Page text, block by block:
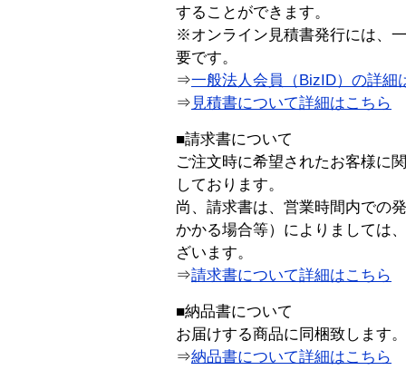
することができます。
※オンライン見積書発行には、
要です。
⇒一般法人会員（BizID）の詳細
⇒ 見積書について詳細はこちら
■請求書について
ご注文時に希望されたお客様に
しております。
尚、請求書は、営業時間内での
かかる場合等）によりましては
ざいます。
⇒請求書について詳細はこちら
■納品書について
お届けする商品に同梱致します。
⇒納品書について詳細はこちら